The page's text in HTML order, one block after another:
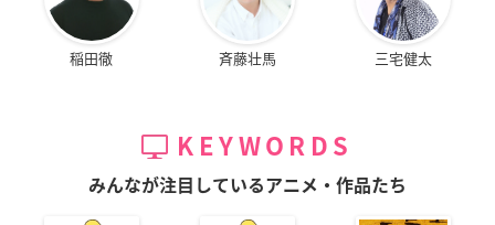
稲田徹 斉藤壮馬 三宅健太
KEYWORDS
みんなが注目しているアニメ・作品たち